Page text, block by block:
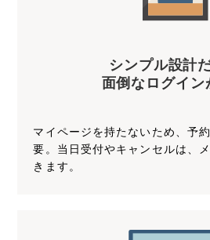
シンプル設計
面倒なログイン
マイページを持たないため、予
要。当日受付やキャンセルは、
きます。